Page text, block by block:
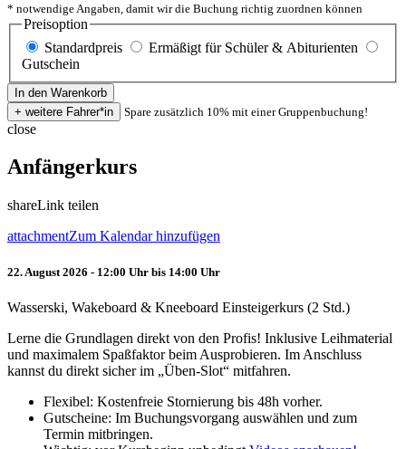
* notwendige Angaben, damit wir die Buchung richtig zuordnen können
Preisoption
Standardpreis
Ermäßigt für Schüler & Abiturienten
Gutschein
Spare zusätzlich 10% mit einer Gruppenbuchung!
close
Anfängerkurs
shareLink teilen
attachmentZum Kalendar hinzufügen
22. August 2026 - 12:00 Uhr bis 14:00 Uhr
Wasserski, Wakeboard & Kneeboard Einsteigerkurs (2 Std.)
Lerne die Grundlagen direkt von den Profis! Inklusive Leihmaterial
und maximalem Spaßfaktor beim Ausprobieren. Im Anschluss
kannst du direkt sicher im „Üben-Slot“ mitfahren.
Flexibel: Kostenfreie Stornierung bis 48h vorher.
Gutscheine: Im Buchungsvorgang auswählen und zum
Termin mitbringen.